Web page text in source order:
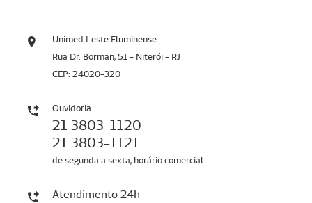
Unimed Leste Fluminense
Rua Dr. Borman, 51 - Niterói - RJ
CEP: 24020-320
Ouvidoria
21 3803-1120
21 3803-1121
de segunda a sexta, horário comercial
Atendimento 24h